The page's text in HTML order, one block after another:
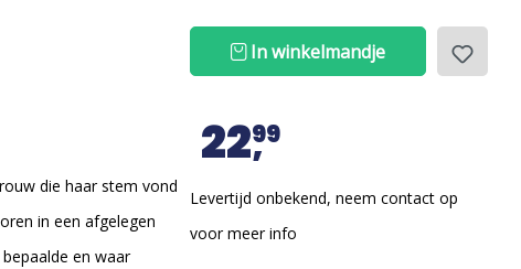
In winkelmandje
die haar stem vond
in een afgelegen
en waar
2299
Levertijd onbekend, neem contact op
voor meer info